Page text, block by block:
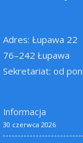
Adres: Łupawa 22
76–242 Łupawa
Sekretariat: od
Informacja
30 czerwca 2026